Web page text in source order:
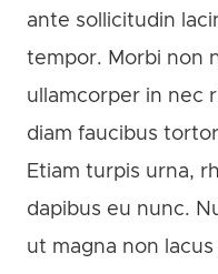
ante sollicitudin
tempor. Morbi non
ullamcorper in nec
diam faucibus
Etiam turpis urna,
dapibus eu nunc.
ut magna non